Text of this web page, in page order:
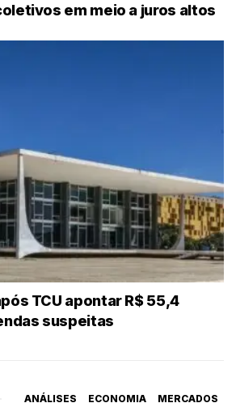
em meio a juros altos
TCU apontar R$ 55,4
suspeitas
ANÁLISES ECONOMIA MERCADOS